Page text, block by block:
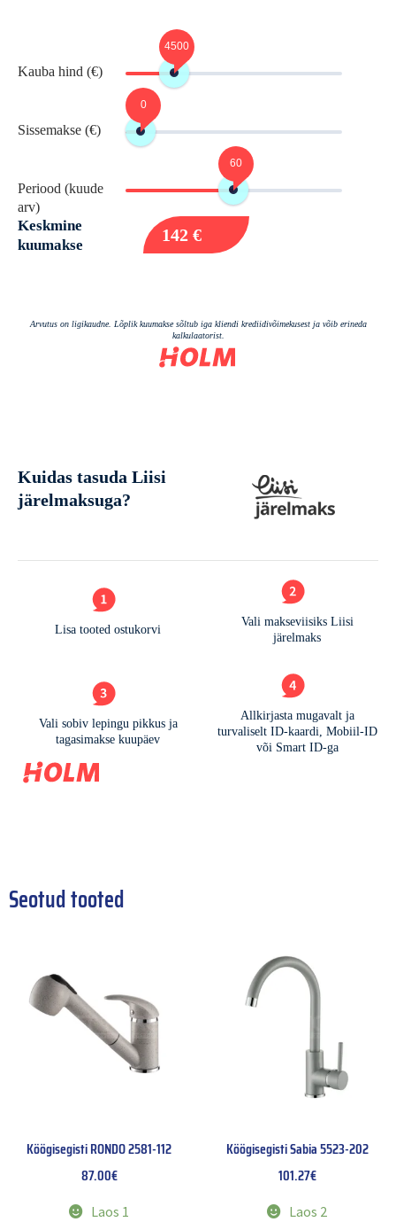
Seotud tooted
Köögisegisti RONDO 2581-112
87.00€
Laos 1
Köögisegisti Sabia 5523-202
101.27€
Laos 2